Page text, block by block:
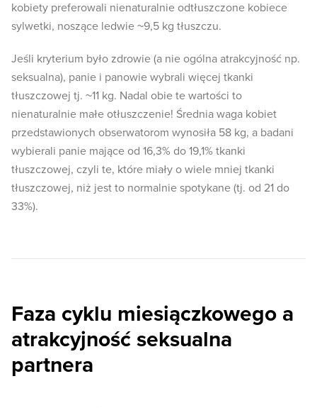
kobiety preferowali nienaturalnie odtłuszczone kobiece
sylwetki, noszące ledwie ~9,5 kg tłuszczu.
Jeśli kryterium było zdrowie (a nie ogólna atrakcyjność np.
seksualna), panie i panowie wybrali więcej tkanki
tłuszczowej tj. ~11 kg. Nadal obie te wartości to
nienaturalnie małe otłuszczenie! Średnia waga kobiet
przedstawionych obserwatorom wynosiła 58 kg, a badani
wybierali panie mające od 16,3% do 19,1% tkanki
tłuszczowej, czyli te, które miały o wiele mniej tkanki
tłuszczowej, niż jest to normalnie spotykane (tj. od 21 do
33%).
Faza cyklu miesiączkowego a
atrakcyjność seksualna
partnera